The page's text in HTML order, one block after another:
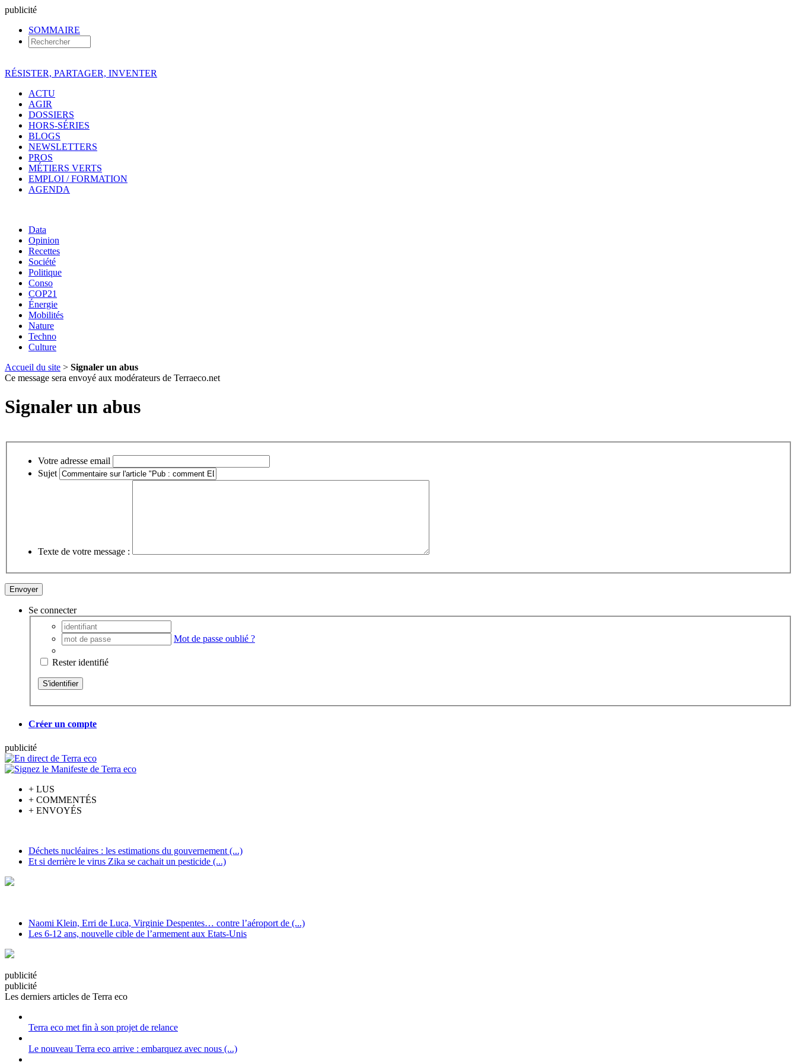
publicité
SOMMAIRE
RÉSISTER, PARTAGER, INVENTER
ACTU
AGIR
DOSSIERS
HORS-SÉRIES
BLOGS
NEWSLETTERS
PROS
MÉTIERS VERTS
EMPLOI / FORMATION
AGENDA
Data
Opinion
Recettes
Société
Politique
Conso
COP21
Énergie
Mobilités
Nature
Techno
Culture
Accueil du site > Signaler un abus
Ce message sera envoyé aux modérateurs de Terraeco.net
Signaler un abus
Votre adresse email
Sujet
Texte de votre message :
Se connecter
Mot de passe oublié ?
Rester identifié
Créer un compte
publicité
+ LUS
+ COMMENTÉS
+ ENVOYÉS
Déchets nucléaires : les estimations du gouvernement (...)
Et si derrière le virus Zika se cachait un pesticide (...)
Naomi Klein, Erri de Luca, Virginie Despentes… contre l’aéroport de (...)
Les 6-12 ans, nouvelle cible de l’armement aux Etats-Unis
publicité
publicité
Les derniers articles de Terra eco
Terra eco met fin à son projet de relance
Le nouveau Terra eco arrive : embarquez avec nous (...)